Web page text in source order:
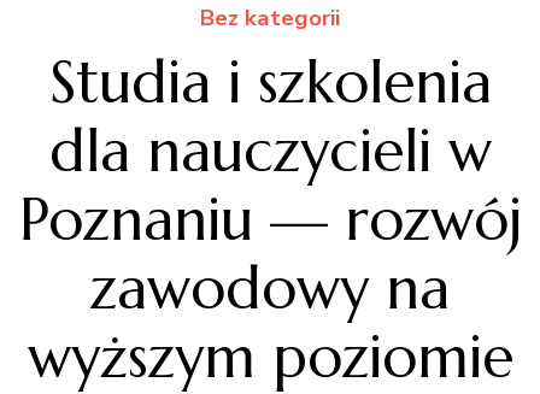
Bez kategorii
Studia i szkolenia
dla nauczycieli w
Poznaniu — rozwój
zawodowy na
wyższym poziomie